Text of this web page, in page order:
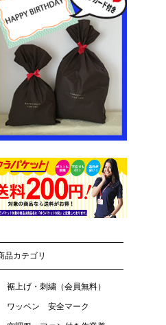
品カテゴリ
裾上げ・刺繍（会員無料）
ワッペン 安全マーク